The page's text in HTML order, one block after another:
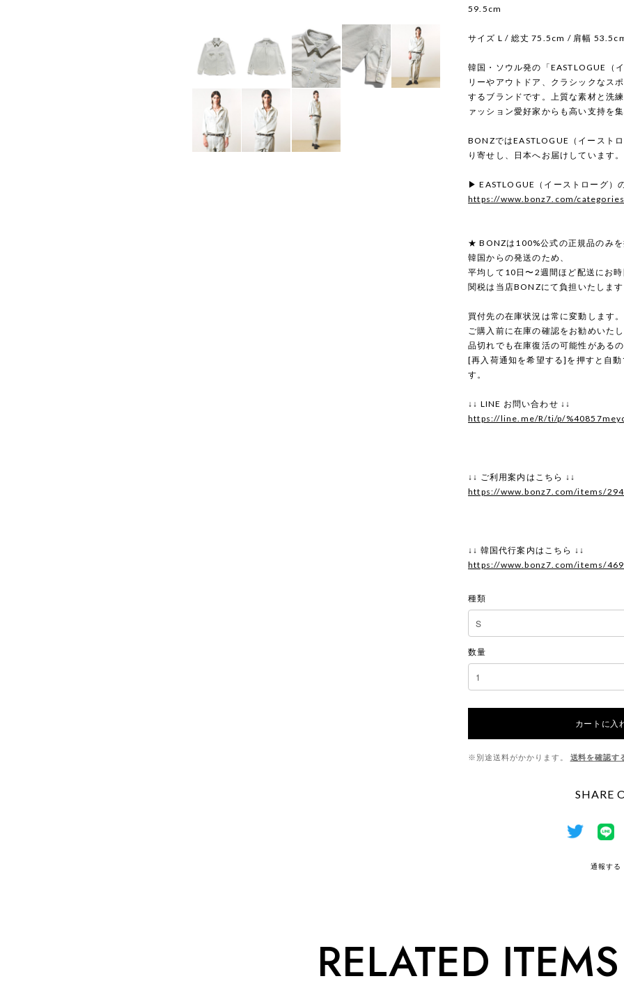
59.5cm
サイズ L / 総丈 75.5cm / 肩幅
韓国・ソウル発の「EASTLOGUE（
リーやアウトドア、クラシックなス
するブランドです。上質な素材と洗
ァッション愛好家からも高い支持を
BONZではEASTLOGUE（イースト
り寄せし、日本へお届けしています。
▶ EASTLOGUE（イーストローグ）
https://www.bonz7.com/
★ BONZは100%公式の正規品のみ
韓国からの発送のため、
平均して10日〜2週間ほど配送にお
関税は当店BONZにて負担いたしま
買付先の在庫状況は常に変動します。
ご購入前に在庫の確認をお勧めいた
品切れでも在庫復活の可能性がある
[再入荷通知を希望する]を押すと自
す。
↓↓ LINE お問い合わせ ↓↓
https://line.me/R/ti/p/
↓↓ ご利用案内はこちら ↓↓
https://www.bonz7.com/items/
↓↓ 韓国代行案内はこちら ↓↓
https://www.bonz7.com/items/
種類
数量
カートに入
※別途送料がかかります。 送料を確認す
SHARE
通報する
RELATED ITEMS